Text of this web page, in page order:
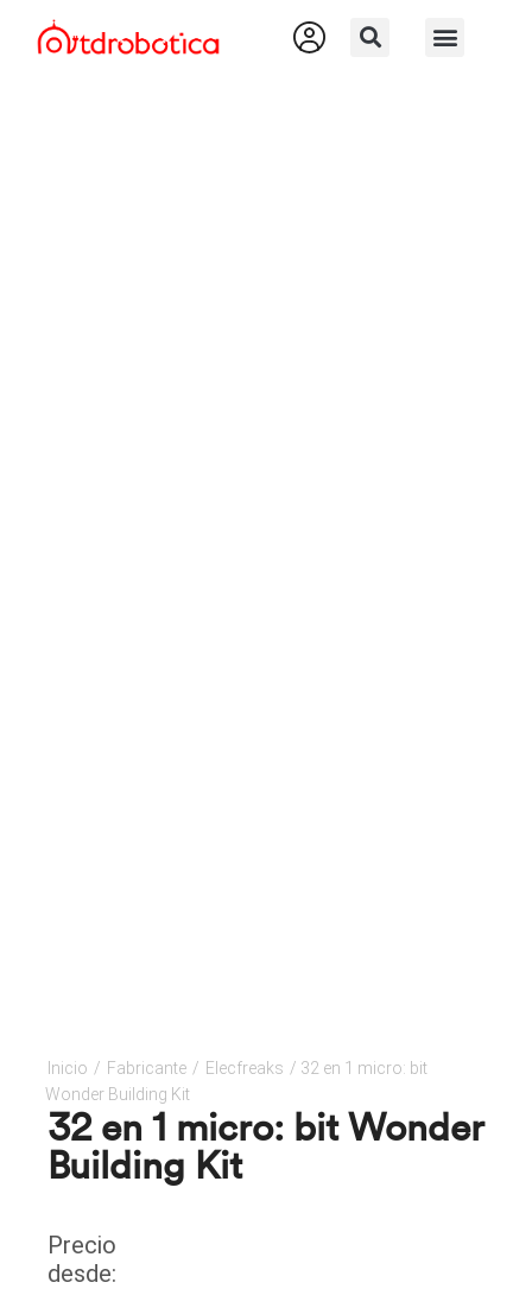
Inicio / Fabricante / Elecfreaks / 32 en 1 micro: bit
Wonder Building Kit
32 en 1 micro: bit Wonder
Building Kit
Precio
desde: